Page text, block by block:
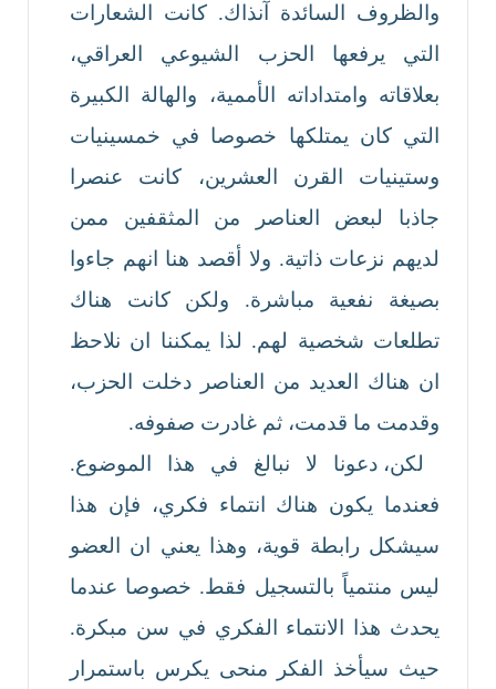
والظروف السائدة آنذاك. كانت الشعارات
التي يرفعها الحزب الشيوعي العراقي،
بعلاقاته وامتداداته الأممية، والهالة الكبيرة
التي كان يمتلكها خصوصا في خمسينيات
وستينيات القرن العشرين، كانت عنصرا
جاذبا لبعض العناصر من المثقفين ممن
لديهم نزعات ذاتية. ولا أقصد هنا انهم جاءوا
بصيغة نفعية مباشرة. ولكن كانت هناك
تطلعات شخصية لهم. لذا يمكننا ان نلاحظ
ان هناك العديد من العناصر دخلت الحزب،
وقدمت ما قدمت، ثم غادرت صفوفه.
لكن، دعونا لا نبالغ في هذا الموضوع.
فعندما يكون هناك انتماء فكري، فإن هذا
سيشكل رابطة قوية، وهذا يعني ان العضو
ليس منتمياً بالتسجيل فقط. خصوصا عندما
يحدث هذا الانتماء الفكري في سن مبكرة.
حيث سيأخذ الفكر منحى يكرس باستمرار